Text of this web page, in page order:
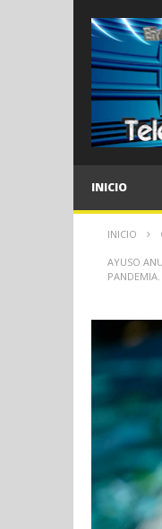
INICIO
INICIO
AYUSO
PANDEMIA.